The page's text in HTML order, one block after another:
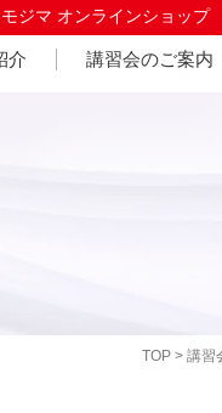
ジマ オンラインショップ
介 講習会のご案内
TOP > 講習